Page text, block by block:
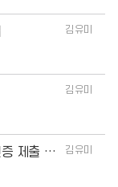
김유미
김유미
2024학년도 전기(2025년 2월 졸업) 졸업인증 제출 안내
김유미